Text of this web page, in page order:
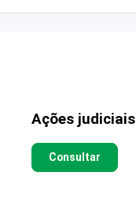
Ações judiciais
Consultar